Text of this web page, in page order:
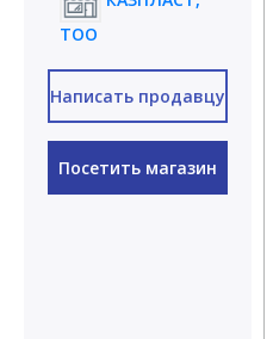
ТОО
Написать продавцу
Посетить магазин